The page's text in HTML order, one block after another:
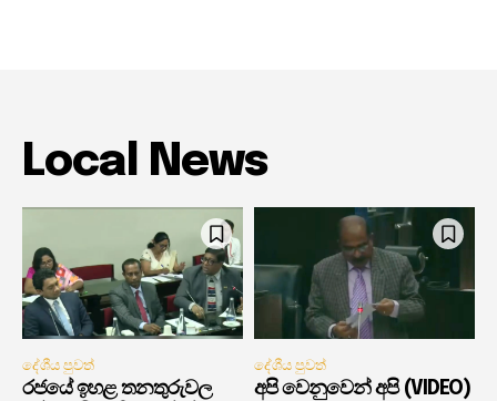
Local News
දේශීය පුවත්
රජයේ ඉහළ තනතුරුවල
දේශීය පුවත්
අපි වෙනුවෙන් අපි (VIDEO)